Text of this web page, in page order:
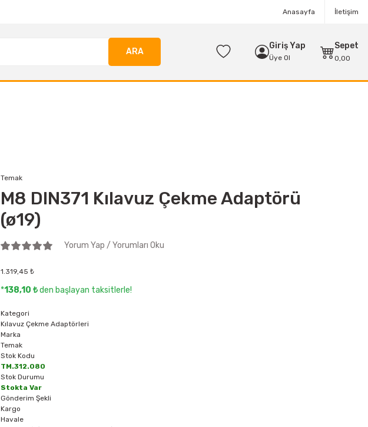
Anasayfa İletişim
ARA
Giriş Yap
Üye Ol
Sepet
0,00
Temak
M8 DIN371 Kılavuz Çekme Adaptörü
(ø19)
Yorum Yap / Yorumları Oku
1.319,45 ₺
*138,10 ₺den başlayan taksitlerle!
Kategori
Kılavuz Çekme Adaptörleri
Marka
Temak
Stok Kodu
TM.312.080
Stok Durumu
Stokta Var
Gönderim Şekli
Kargo
Havale